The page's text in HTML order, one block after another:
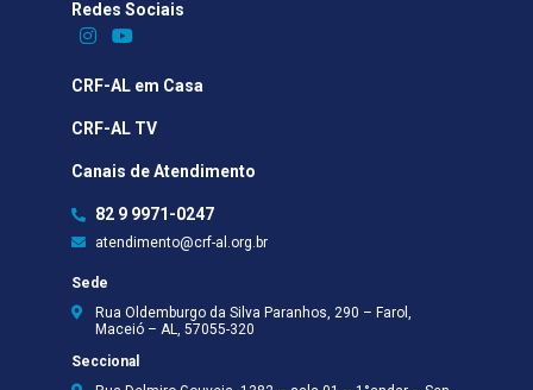
Redes Sociais​
CRF-AL em Casa
CRF-AL TV
Canais de Atendimento
82 9 9971-0247
atendimento@crf-al.org.br
Sede
Rua Oldemburgo da Silva Paranhos, 290 – Farol,
Maceió – AL, 57055-320
Seccional